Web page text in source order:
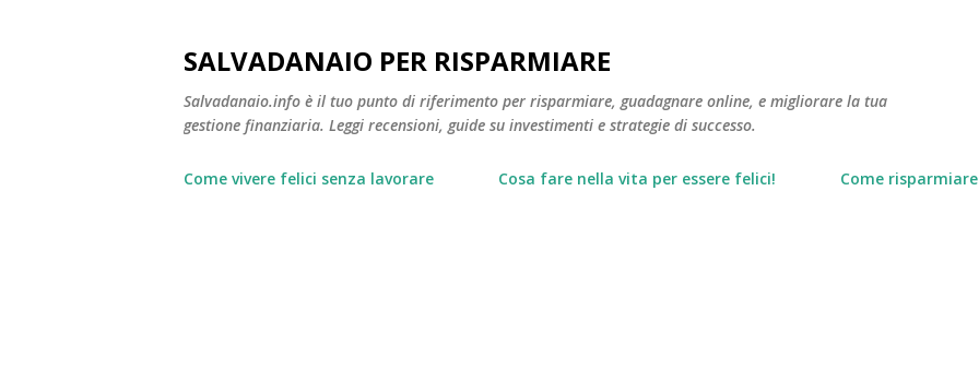
SALVADANAIO PER RISPARMIARE
Salvadanaio.info è il tuo punto di riferimento per risparmiare, guadagnare online, e migliorare la tua
gestione finanziaria. Leggi recensioni, guide su investimenti e strategie di successo.
Come vivere felici senza lavorare Cosa fare nella vita per essere felici! Come